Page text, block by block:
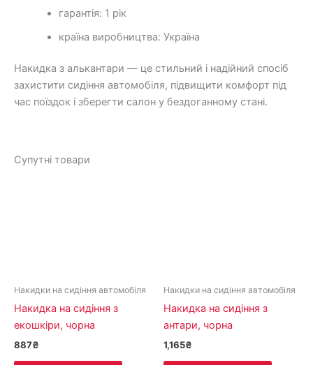
гарантія: 1 рік
країна виробництва: Україна
Накидка з алькантари — це стильний і надійний спосіб
захистити сидіння автомобіля, підвищити комфорт під
час поїздок і зберегти салон у бездоганному стані.
Супутні товари
Накидки на сидіння автомобіля
Накидка на сидіння з
екошкіри, чорна
887₴
Накидки на сидіння автомобіля
Накидка на сидіння з
антари, чорна
1,165₴